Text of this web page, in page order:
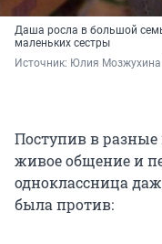
Даша росла в большой
маленьких сестры
Источник: Юлия
Поступив в
живое общение и
одноклассница
была против: